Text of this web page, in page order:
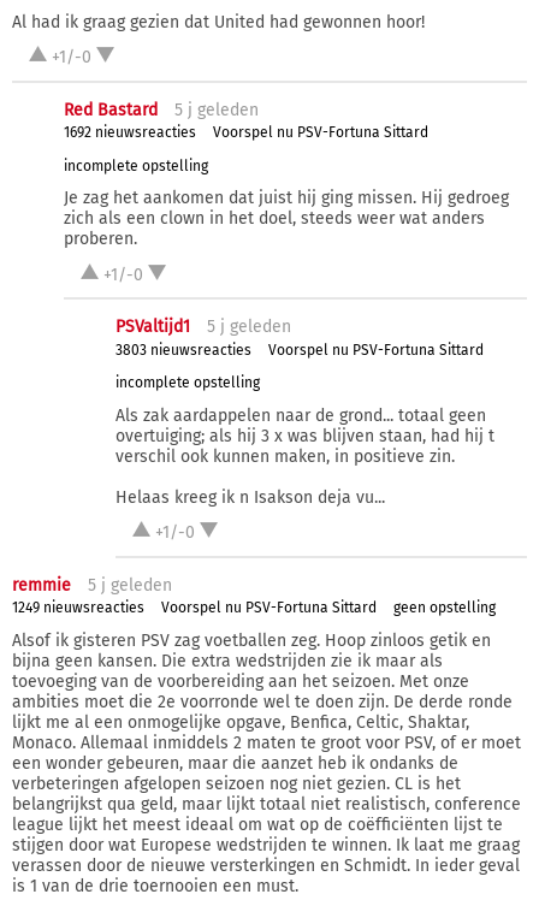
Al had ik graag gezien dat United had gewonnen hoor!
+1/-0
Red Bastard 5 j geleden
1692 nieuwsreacties
Voorspel nu PSV-Fortuna Sittard
incomplete opstelling
Je zag het aankomen dat juist hij ging missen. Hij gedroeg
zich als een clown in het doel, steeds weer wat anders
proberen.
+1/-0
PSValtijd1 5 j geleden
3803 nieuwsreacties
Voorspel nu PSV-Fortuna Sittard
incomplete opstelling
Als zak aardappelen naar de grond... totaal geen
overtuiging; als hij 3 x was blijven staan, had hij t
verschil ook kunnen maken, in positieve zin.
Helaas kreeg ik n Isakson deja vu...
+1/-0
remmie 5 j geleden
1249 nieuwsreacties Voorspel nu PSV-Fortuna Sittard geen opstelling
Alsof ik gisteren PSV zag voetballen zeg. Hoop zinloos getik en
bijna geen kansen. Die extra wedstrijden zie ik maar als
toevoeging van de voorbereiding aan het seizoen. Met onze
ambities moet die 2e voorronde wel te doen zijn. De derde ronde
lijkt me al een onmogelijke opgave, Benfica, Celtic, Shaktar,
Monaco. Allemaal inmiddels 2 maten te groot voor PSV, of er moet
een wonder gebeuren, maar die aanzet heb ik ondanks de
verbeteringen afgelopen seizoen nog niet gezien. CL is het
belangrijkst qua geld, maar lijkt totaal niet realistisch, conference
league lijkt het meest ideaal om wat op de coëfficiënten lijst te
stijgen door wat Europese wedstrijden te winnen. Ik laat me graag
verassen door de nieuwe versterkingen en Schmidt. In ieder geval
is 1 van de drie toernooien een must.